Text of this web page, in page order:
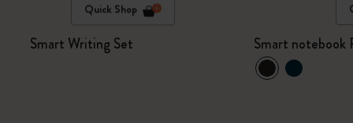
Quick Shop
Smart Writing Set Smart notebook